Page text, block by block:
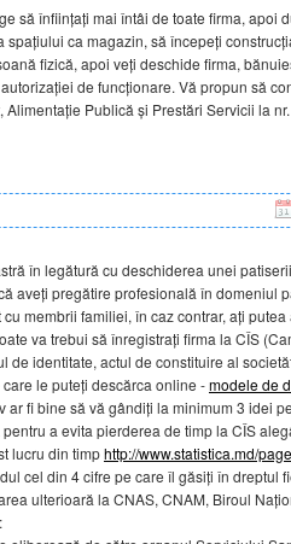
să înființați mai întâi de toate firma, apoi
spațiului ca magazin, să începeți
fizică, apoi veți deschide firma,
de funcționare. Vă propun să
Publică și Prestări Servicii la
în legătură cu deschiderea unei
aveți pregătire profesională în domeniul
membrii familiei, în caz contrar, ați
va trebui să înregistrați firma la CÎS
de identitate, actul de constituire al
le puteți descărca online -modele de
ar fi bine să vă gândiți la minimum 3 idei
a evita pierderea de timp la CÎS
lucru din timphttp://www.statistica.md/
cel din 4 cifre pe care îl găsiți în dreptul
ulterioară la CNAS, CNAM, Biroul